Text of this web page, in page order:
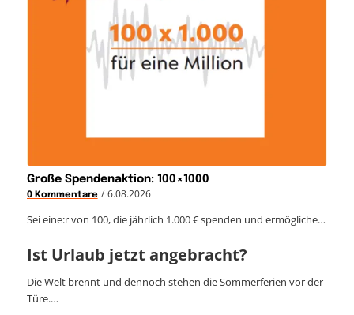
Große Spendenaktion: 100×1000
0 Kommentare / 6.08.2026
Sei eine:r von 100, die jährlich 1.000 € spenden und ermögliche…
Ist Urlaub jetzt angebracht?
Die Welt brennt und dennoch stehen die Sommerferien vor der
Türe.…